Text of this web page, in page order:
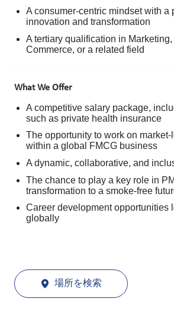
A consumer-centric mindset with a
innovation and transformation
A tertiary qualification in
Commerce, or a related field
What We Offer
A competitive salary package,
such as private health insurance
The opportunity to work on
within a global FMCG business
A dynamic, collaborative, and
The chance to play a key role in
transformation to a smoke-free
Career development opportunities
globally
場所を検索